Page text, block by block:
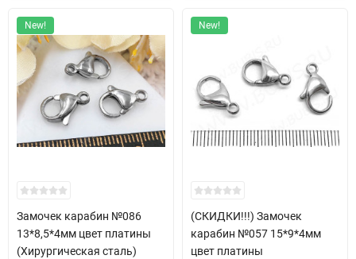
New!
Замочек карабин №086
13*8,5*4мм цвет платины
(Хирургическая сталь)
New!
(СКИДКИ!!!) Замочек
карабин №057 15*9*4мм
цвет платины